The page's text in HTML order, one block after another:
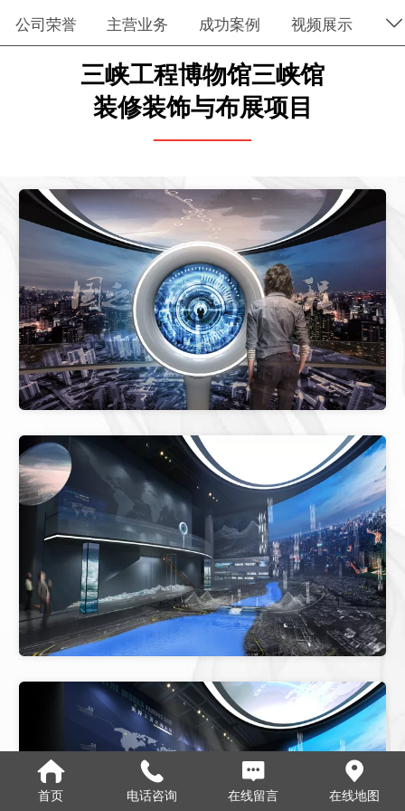
公司荣誉 主营业务 成功案例 视频展示
联系我们
三峡工程博物馆三峡馆
装修装饰与布展项目
————
首页 电话咨询 在线留言 在线地图